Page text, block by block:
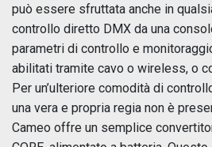
può essere sfruttata anche in
controllo diretto DMX da una
parametri di controllo e
abilitati tramite cavo o wireless, o
Per un’ulteriore comodità di
una vera e propria regia non è
Cameo offre un semplice